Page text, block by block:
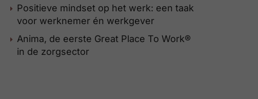
Positieve mindset op het werk: een taak
voor werknemer én werkgever
Anima, de eerste Great Place To Work®
in de zorgsector